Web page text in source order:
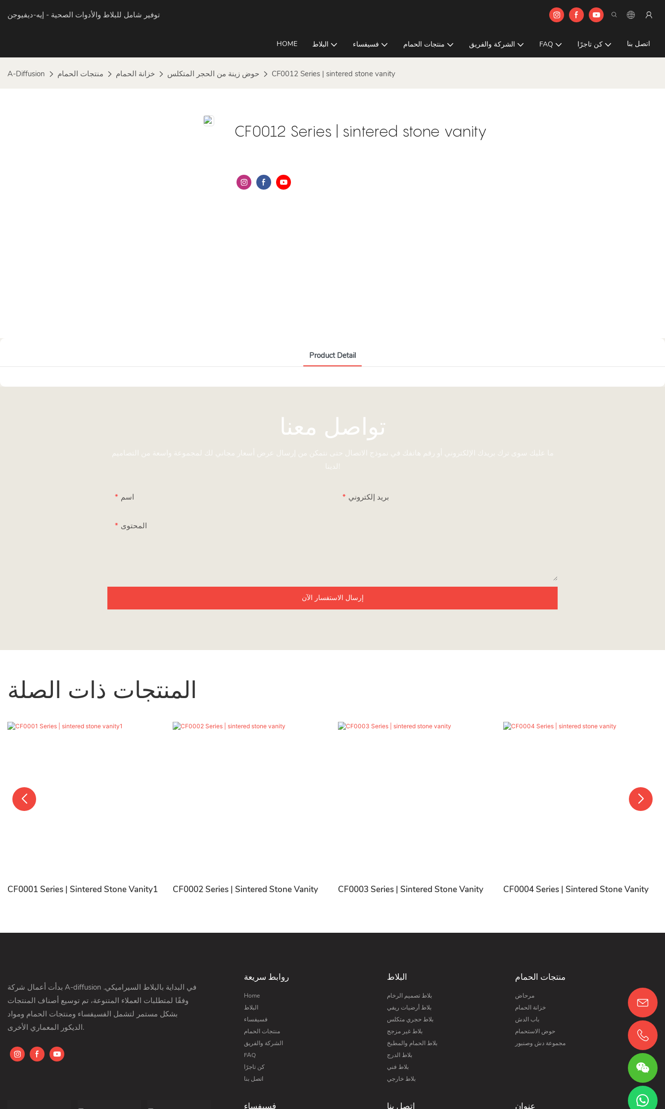
توفير شامل للبلاط والأدوات الصحية - إيه-ديفيوجن
HOME البلاط فسيفساء منتجات الحمام الشركة والفريق FAQ كن تاجرًا اتصل بنا
A-Diffusion منتجات الحمام خزانة الحمام حوض زينة من الحجر المتكلس CF0012 Series | sintered stone vanity
CF0012 Series | sintered stone vanity
Product Detail
تواصل معنا
ما عليك سوى ترك بريدك الإلكتروني أو رقم هاتفك في نموذج الاتصال حتى نتمكن من إرسال عرض أسعار مجاني لك لمجموعة واسعة من التصاميم
لدينا!
اسم بريد إلكتروني
المحتوى
إرسال الاستفسار الآن
المنتجات ذات الصلة
CF0001 Series | Sintered Stone Vanity1 CF0002 Series | Sintered Stone Vanity CF0003 Series | Sintered Stone Vanity CF0004 Series | Sintered Stone Vanity
بدأت أعمال شركة A-diffusion في البداية بالبلاط السيراميكي.
وفقًا لمتطلبات العملاء المتنوعة، تم توسيع أصناف المنتجات
بشكل مستمر لتشمل الفسيفساء ومنتجات الحمام ومواد
الديكور المعماري الأخرى.
روابط سريعة
Home
البلاط
فسيفساء
منتجات الحمام
الشركة والفريق
FAQ
كن تاجرًا
اتصل بنا
البلاط
بلاط تصميم الرخام
بلاط أرضيات ريفي
بلاط حجري متكلس
بلاط غير مزجج
بلاط الحمام والمطبخ
بلاط الدرج
بلاط فني
بلاط خارجي
منتجات الحمام
مرحاض
خزانة الحمام
باب الدش
حوض الاستحمام
مجموعة دش وصنبور
فسيفساء اتصل بنا عنوان